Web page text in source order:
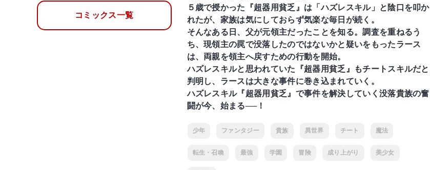
コミックス一覧
５歳で授かった『超器用貧乏』は「ハズレスキル」と陰口を叩か
れたが、家族は気にしておらず気楽な毎日が続く。
そんなある日、父が元領主だったことを知る。調査を重ねるう
ち、現領主の罠で没落したのではないかと疑いをもったラース
は、両親を領主へ戻すための行動を開始。
ハズレスキルと思われていた『超器用貧乏』もチートスキルだと
判明し、ラースは大きな事件に巻き込まれていく。
ハズレスキル『超器用貧乏』で事件を解決していく没落貴族の奮
闘が今、始まる──！
少年 ファンタジー 貴族 異世界 チート 魔法
転生・召喚 最強 学園 冒険 成り上がり 美少女